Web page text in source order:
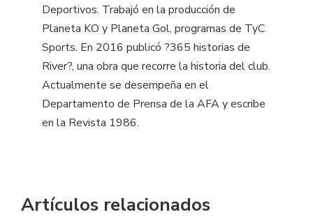
Deportivos. Trabajó en la producción de
Planeta KO y Planeta Gol, programas de TyC
Sports. En 2016 publicó ?365 historias de
River?, una obra que recorre la historia del club.
Actualmente se desempeña en el
Departamento de Prensa de la AFA y escribe
en la Revista 1986.
Artículos relacionados